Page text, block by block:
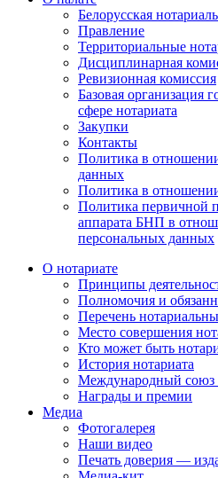
Белорусская
Правление
Территориальные
Дисциплинарная
Ревизионная комиссия
Базовая организация
сфере нотариата
Закупки
Контакты
Политика в
данных
Политика в
Политика первичной
аппарата БНП в
персональных данных
О нотариате
Принципы
Полномочия и
Перечень
Место совершения
Кто может быть
История нотариата
Международный союз
Награды и премии
Медиа
Фотогалерея
Наши видео
Печать доверия —